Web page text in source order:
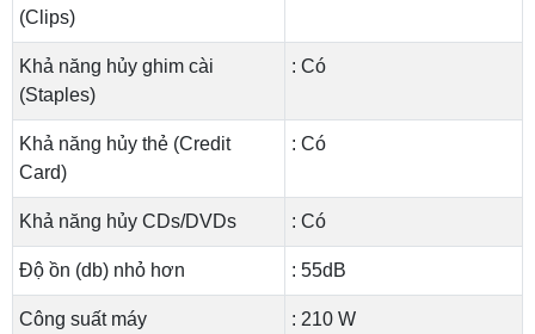
(Clips)
Khả năng hủy ghim cài
(Staples)
: Có
Khả năng hủy thẻ (Credit
Card)
: Có
Khả năng hủy CDs/DVDs : Có
Độ ồn (db) nhỏ hơn : 55dB
Công suất máy : 210 W